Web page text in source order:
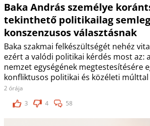
Baka András személye
tekinthető politikailag
konszenzusos választásnak
Baka szakmai felkészültségét nehéz
ezért a valódi politikai kérdés most az:
nemzet egységének megtestesítésére
konfliktusos politikai és közéleti
2 órája
3
4 58